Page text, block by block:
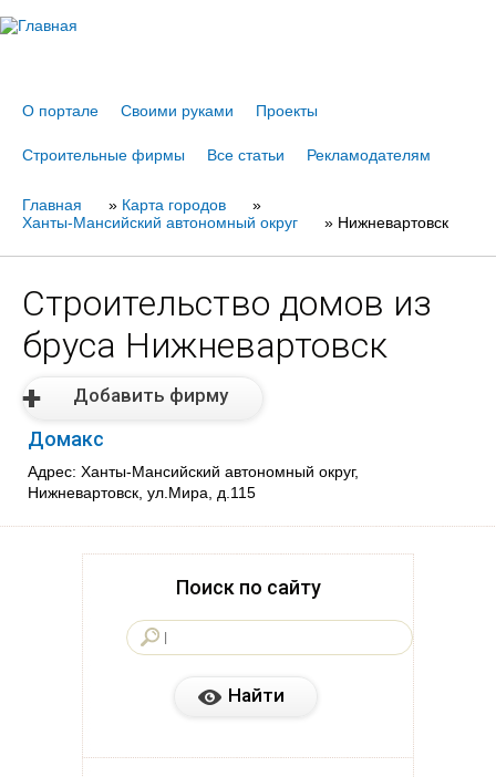
О портале Своими руками Проекты
Строительные фирмы Все статьи Рекламодателям
Вы
Главная » Карта городов
»
Ханты-Мансийский автономный округ
» Нижневартовск
Строительство домов из
бруса Нижневартовск
Добавить фирму
Домакс
Адрес: Ханты-Мансийский автономный округ,
Нижневартовск, ул.Мира, д.115
Поиск по сайту